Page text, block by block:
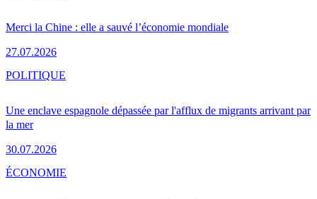
Merci la Chine : elle a sauvé l’économie mondiale
27.07.2026
Une enclave espagnole dépassée par l'afflux de migrants arrivant par
la mer
30.07.2026
POLITIQUE
ÉCONOMIE